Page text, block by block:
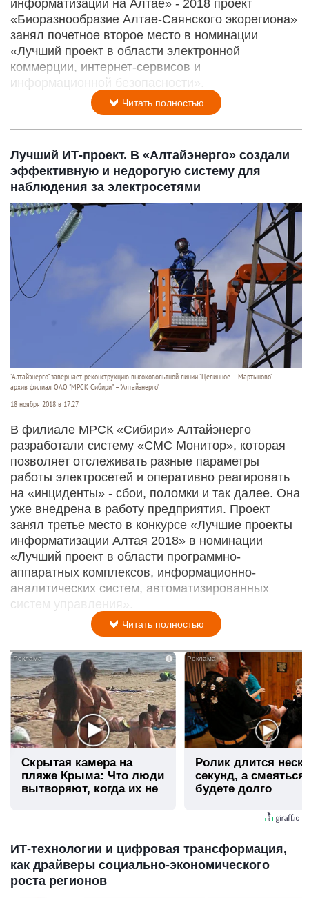
информатизации на Алтае» - 2018 проект
«Биоразнообразие Алтае-Саянского экорегиона»
занял почетное второе место в номинации
«Лучший проект в области электронной
коммерции, интернет-сервисов и
информационной безопасности».
Читать полностью
Лучший ИТ-проект. В «Алтайэнерго» создали
эффективную и недорогую систему для
наблюдения за электросетями
"Алтайэнерго" завершает реконструкцию высоковольтной линии "Целинное – Мартыново"
архив филиал ОАО "МРСК Сибири" – "Алтайэнерго"
18 ноября 2018 в 17:27
В филиале МРСК «Сибири» Алтайэнерго
разработали систему «СМС Монитор», которая
позволяет отслеживать разные параметры
работы электросетей и оперативно реагировать
на «инциденты» - сбои, поломки и так далее. Она
уже внедрена в работу предприятия. Проект
занял третье место в конкурсе «Лучшие проекты
информатизации Алтая 2018» в номинации
«Лучший проект в области программно-
аппаратных комплексов, информационно-
аналитических систем, автоматизированных
систем управления».
Читать полностью
i
Скрытая камера на
пляже Крыма: Что люди
вытворяют, когда их не
Ролик длится
секунд, а
будете долго
ИТ-технологии и цифровая трансформация,
как драйверы социально-экономического
роста регионов